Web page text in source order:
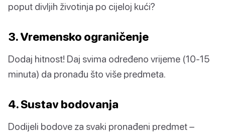
poput divljih životinja po cijeloj kući?
3. Vremensko ograničenje
Dodaj hitnost! Daj svima određeno vrijeme (10-15
minuta) da pronađu što više predmeta.
4. Sustav bodovanja
Dodijeli bodove za svaki pronađeni predmet –